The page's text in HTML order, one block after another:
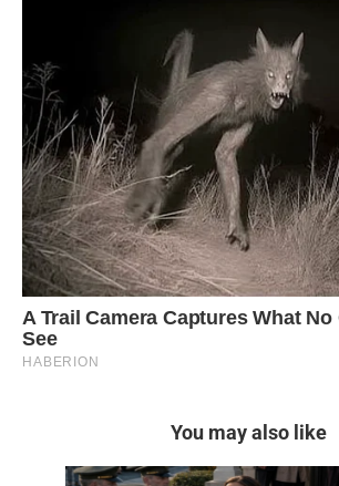
You may also like